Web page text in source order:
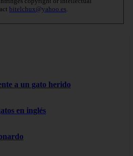
bitelchux@yahoo.es.
a un gato herido
en inglés